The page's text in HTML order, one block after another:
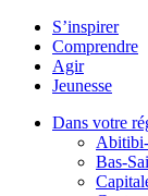
S’inspirer
Comprendre
Agir
Jeunesse
Dans votre
Bas-